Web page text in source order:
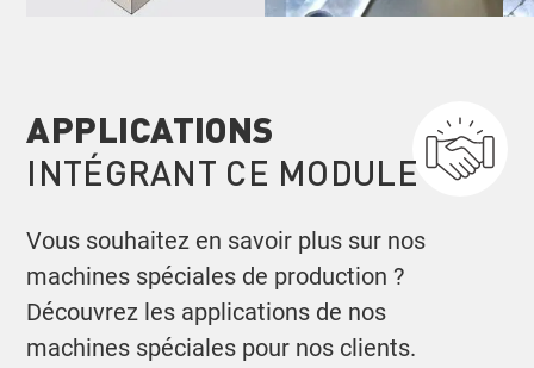
APPLICATIONS
INTÉGRANT CE MODULE
Vous souhaitez en savoir plus sur nos
machines spéciales de production ?
Découvrez les applications de nos
machines spéciales pour nos clients.